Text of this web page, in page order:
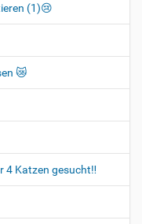
(1)😢
😿
4 Katzen gesucht‼️